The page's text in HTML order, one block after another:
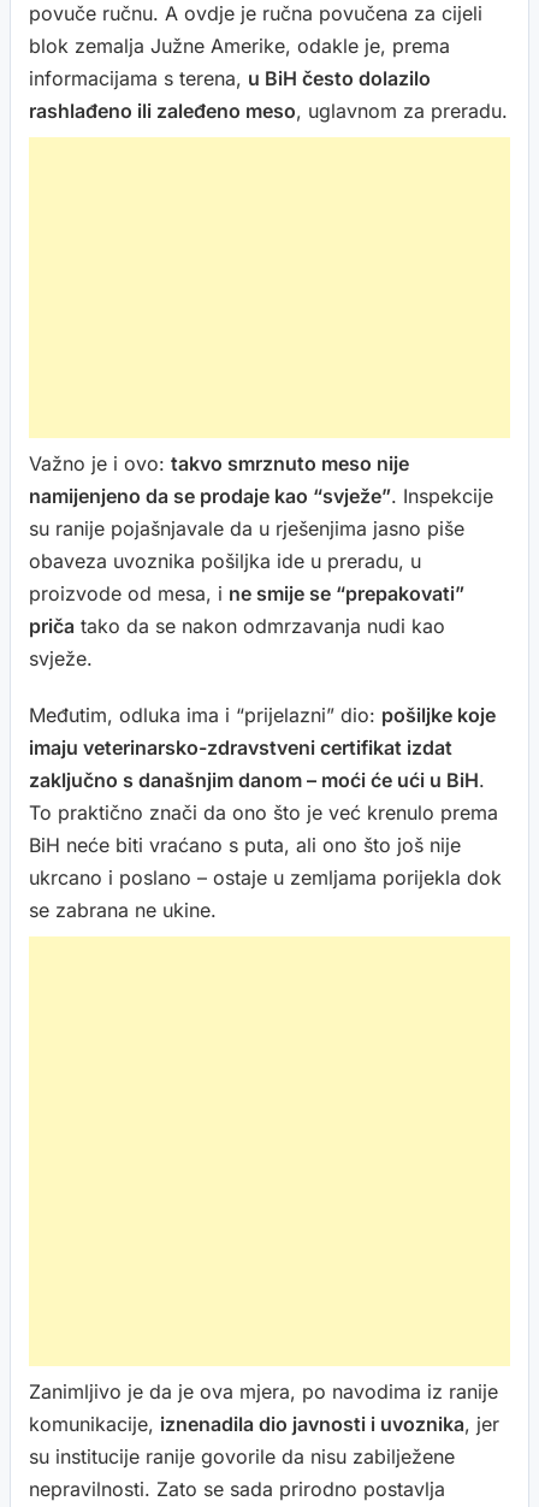
povuče ručnu. A ovdje je ručna povučena za cijeli
blok zemalja Južne Amerike, odakle je, prema
informacijama s terena, u BiH često dolazilo
rashlađeno ili zaleđeno meso, uglavnom za preradu.
Važno je i ovo: takvo smrznuto meso nije
namijenjeno da se prodaje kao “svježe”. Inspekcije
su ranije pojašnjavale da u rješenjima jasno piše
obaveza uvoznika pošiljka ide u preradu, u
proizvode od mesa, i ne smije se “prepakovati”
priča tako da se nakon odmrzavanja nudi kao
svježe.
Međutim, odluka ima i “prijelazni” dio: pošiljke koje
imaju veterinarsko-zdravstveni certifikat izdat
zaključno s današnjim danom – moći će ući u BiH.
To praktično znači da ono što je već krenulo prema
BiH neće biti vraćano s puta, ali ono što još nije
ukrcano i poslano – ostaje u zemljama porijekla dok
se zabrana ne ukine.
Zanimljivo je da je ova mjera, po navodima iz ranije
komunikacije, iznenadila dio javnosti i uvoznika, jer
su institucije ranije govorile da nisu zabilježene
nepravilnosti. Zato se sada prirodno postavlja